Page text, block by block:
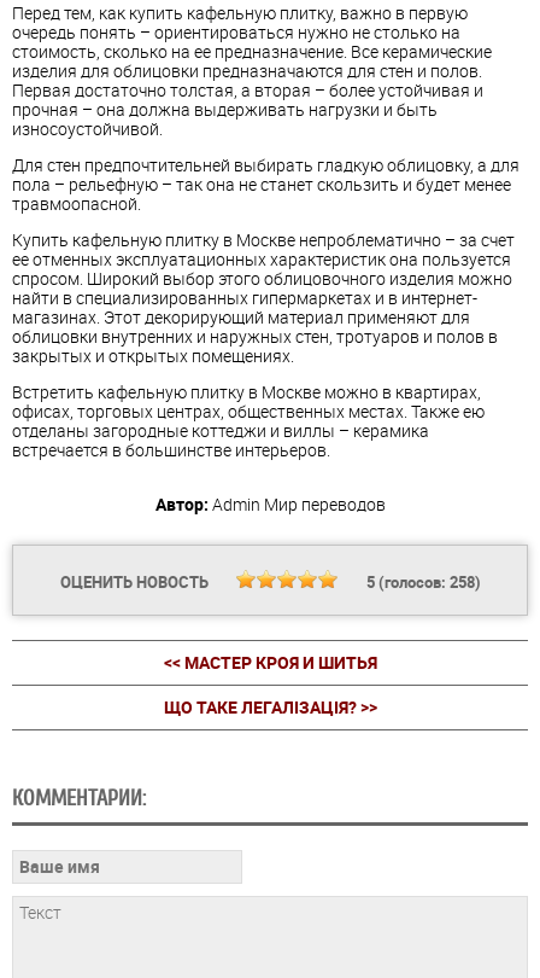
Перед тем, как купить кафельную плитку, важно в первую
очередь понять – ориентироваться нужно не столько на
стоимость, сколько на ее предназначение. Все керамические
изделия для облицовки предназначаются для стен и полов.
Первая достаточно толстая, а вторая – более устойчивая и
прочная – она должна выдерживать нагрузки и быть
износоустойчивой.
Для стен предпочтительней выбирать гладкую облицовку, а для
пола – рельефную – так она не станет скользить и будет менее
травмоопасной.
Купить кафельную плитку в Москве непроблематично – за счет
ее отменных эксплуатационных характеристик она пользуется
спросом. Широкий выбор этого облицовочного изделия можно
найти в специализированных гипермаркетах и в интернет-
магазинах. Этот декорирующий материал применяют для
облицовки внутренних и наружных стен, тротуаров и полов в
закрытых и открытых помещениях.
Встретить кафельную плитку в Москве можно в квартирах,
офисах, торговых центрах, общественных местах. Также ею
отделаны загородные коттеджи и виллы – керамика
встречается в большинстве интерьеров.
Автор: Admin Мир переводов
ОЦЕНИТЬ НОВОСТЬ 5(голосов: 258)
<< МАСТЕР КРОЯ И ШИТЬЯ
ЩО ТАКЕ ЛЕГАЛІЗАЦІЯ? >>
КОММЕНТАРИИ: